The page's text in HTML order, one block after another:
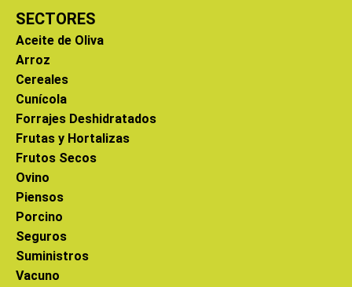
SECTORES
Aceite de Oliva
Arroz
Cereales
Cunícola
Forrajes Deshidratados
Frutas y Hortalizas
Frutos Secos
Ovino
Piensos
Porcino
Seguros
Suministros
Vacuno